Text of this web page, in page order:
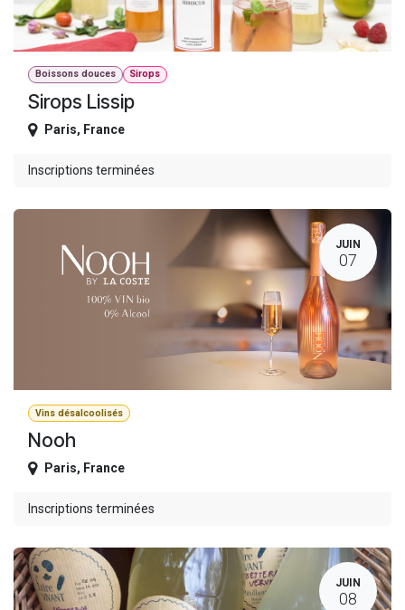
Boissons douces Sirops
Sirops Lissip
Paris, France
Inscriptions terminées
JUIN
07
Vins désalcoolisés
Nooh
Paris, France
Inscriptions terminées
JUIN
08